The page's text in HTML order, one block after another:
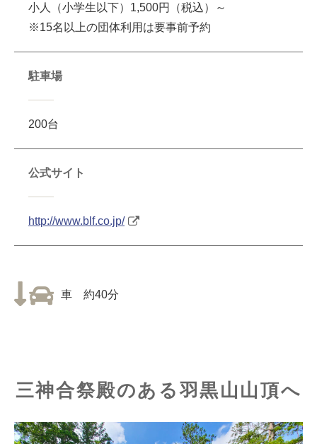
小人（小学生以下）1,500円（税込）～
※15名以上の団体利用は要事前予約
駐車場
200台
公式サイト
http://www.blf.co.jp/
車 約40分
三神合祭殿のある羽黒山山頂へ